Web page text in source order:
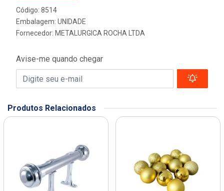
Código: 8514
Embalagem: UNIDADE
Fornecedor: METALURGICA ROCHA LTDA
Avise-me quando chegar
Produtos Relacionados